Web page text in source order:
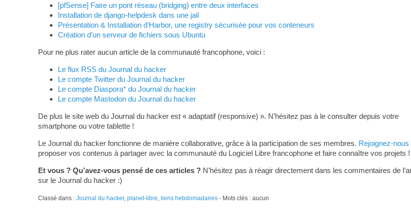
[pfSense] Faire un pont réseau (bridging) entre deux interfaces
Installation de django-helpdesk dans une jail
Présentation & Installation d'Harbor, une registry sécurisée pour vos conteneurs
Création d’un serveur de fichiers sous Ubuntu
Pour ne plus rater aucun article de la communauté francophone, voici :
Le flux RSS du Journal du hacker
Le compte Twitter du Journal du hacker
Le compte Diaspora* du Journal du hacker
Le compte Mastodon du Journal du hacker
De plus le site web du Journal du hacker est « adaptatif (responsive) ». N’hésitez pas à le consulter depuis votre
smartphone ou votre tablette !
Le Journal du hacker fonctionne de manière collaborative, grâce à la participation de ses membres. Rejoignez-nous
proposer vos contenus à partager avec la communauté du Logiciel Libre francophone et faire connaître vos projets !
Et vous ? Qu’avez-vous pensé de ces articles ?N’hésitez pas à réagir directement dans les commentaires de
sur le Journal du hacker :)
Classé dans : Journal du hacker, planet-libre, liens hebdomadaires- Mots clés : aucun